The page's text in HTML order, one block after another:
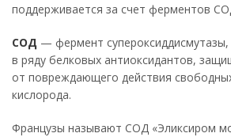
поддерживается за счет ферментов
СОД — фермент
в ряду белковых антиоксидантов,
от повреждающего действия
кислорода.
Французы называют СОД «Эликсиром